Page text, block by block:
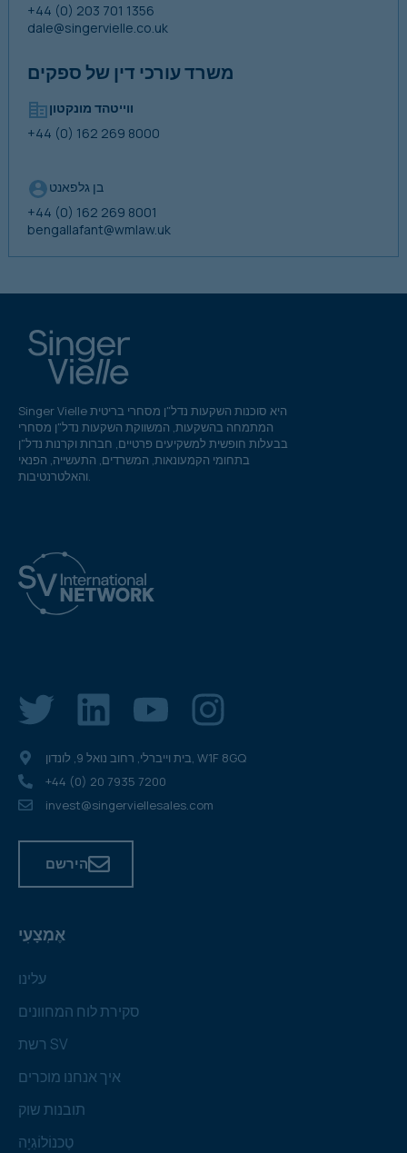
+44 (0) 203 701 1356
dale@singervielle.co.uk
משרד עורכי דין של ספקים
ווייטהד מונקטון
+44 (0) 162 269 8000
בן גלפאנט
+44 (0) 162 269 8001
bengallafant@wmlaw.uk
Singer Vielle היא סוכנות השקעות נדל"ן מסחרי בריטית
המתמחה בהשקעות, המשווקת השקעות נדל"ן מסחרי
בבעלות חופשית למשקיעים פרטיים, חברות וקרנות נדל"ן
בתחומי הקמעונאות, המשרדים, התעשייה, הפנאי
אֶמְצָעִי
עלינו
סקירת לוח המחוונים
רשת SV
איך אנחנו מוכרים
תובנות שוק
טֶכנוֹלוֹגִיָה
בית וייברלי, רחוב נואל 9, לונדון, W1F 8GQ
+44 (0) 20 7935 7200
invest@singerviellesales.com
הירשם